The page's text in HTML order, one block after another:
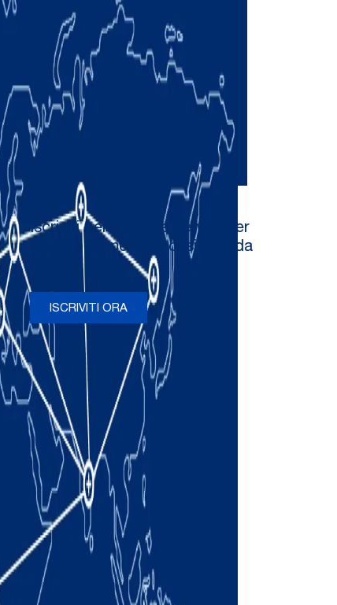
Iscriviti per ricevere newsletter
e aggiornamenti occasionali da
ISCRIVITI ORA